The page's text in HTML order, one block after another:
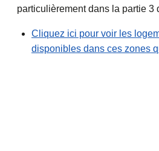
particulièrement dans la partie 3
Cliquez ici pour voir les
disponibles dans ces zones